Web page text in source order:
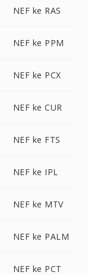
NEF ke RAS
NEF ke PPM
NEF ke PCX
NEF ke CUR
NEF ke FTS
NEF ke IPL
NEF ke MTV
NEF ke PALM
NEF ke PCT